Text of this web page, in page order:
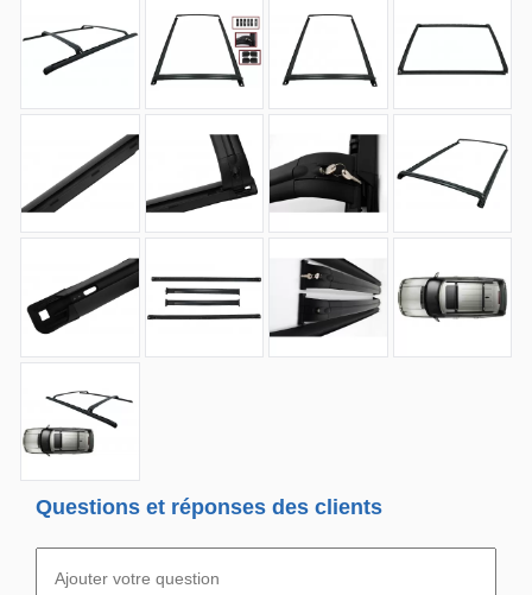
Questions et réponses des clients